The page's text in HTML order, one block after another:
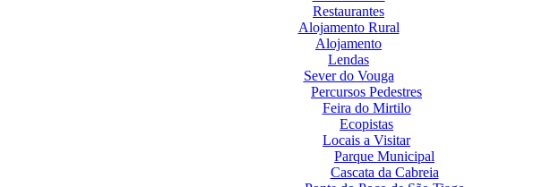
Restaurantes
Alojamento Rural
Alojamento
Lendas
Sever do Vouga
Percursos Pedestres
Feira do Mirtilo
Ecopistas
Locais a Visitar
Parque Municipal
Cascata da Cabreia